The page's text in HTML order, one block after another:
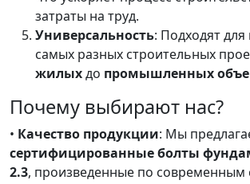
затраты на труд.
Универсальность: Подходят
самых разных строительных
жилыхдо промышленных
Почему выбирают нас?
• Качество продукции: Мы
сертифицированные болты
2.3, произведенные по современным